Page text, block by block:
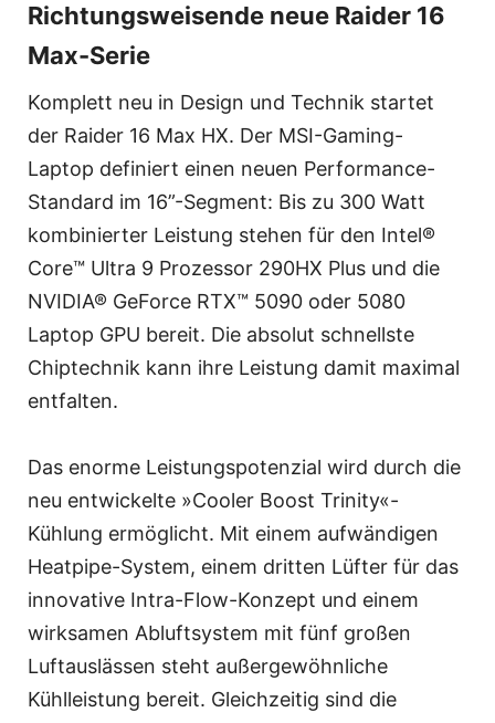
Richtungsweisende neue Raider 16
Max-Serie
Komplett neu in Design und Technik startet
der Raider 16 Max HX. Der MSI-Gaming-
Laptop definiert einen neuen Performance-
Standard im 16”-Segment: Bis zu 300 Watt
kombinierter Leistung stehen für den Intel®
Core™ Ultra 9 Prozessor 290HX Plus und die
NVIDIA® GeForce RTX™ 5090 oder 5080
Laptop GPU bereit. Die absolut schnellste
Chiptechnik kann ihre Leistung damit maximal
entfalten.
Das enorme Leistungspotenzial wird durch die
neu entwickelte »Cooler Boost Trinity«-
Kühlung ermöglicht. Mit einem aufwändigen
Heatpipe-System, einem dritten Lüfter für das
innovative Intra-Flow-Konzept und einem
wirksamen Abluftsystem mit fünf großen
Luftauslässen steht außergewöhnliche
Kühlleistung bereit. Gleichzeitig sind die